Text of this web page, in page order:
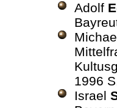
Adolf
1996
Israel